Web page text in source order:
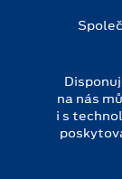
na nás
i s